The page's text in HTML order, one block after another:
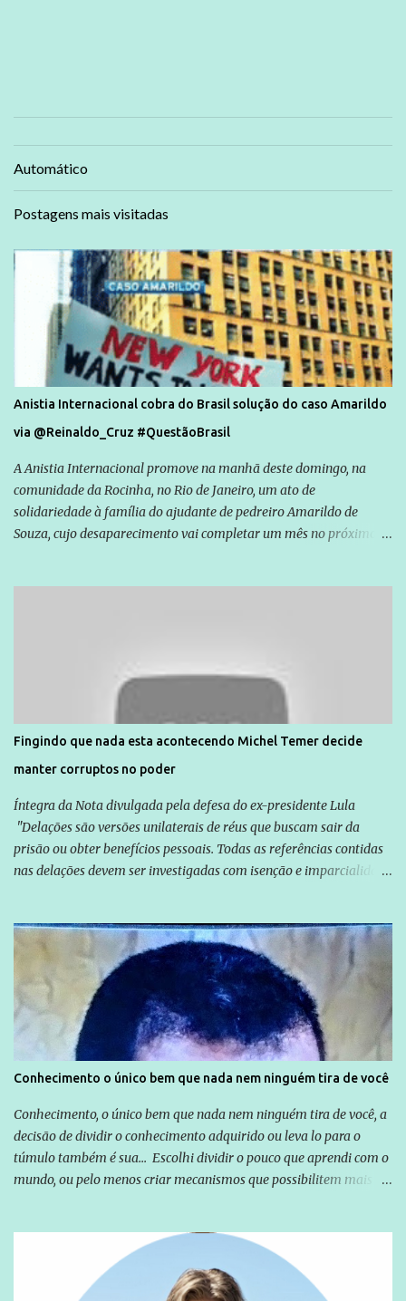
Automático
Postagens mais visitadas
Anistia Internacional cobra do Brasil solução do caso Amarildo
via @Reinaldo_Cruz #QuestãoBrasil
A Anistia Internacional promove na manhã deste domingo, na
comunidade da Rocinha, no Rio de Janeiro, um ato de
solidariedade à família do ajudante de pedreiro Amarildo de
Souza, cujo desaparecimento vai completar um mês no próximo
são vítimas de violência, estão em situação de risco ou têm seus
direitos violados. Leia mais: Anistia Internacional cobra do Brasil
Fingindo que nada esta acontecendo Michel Temer decide
manter corruptos no poder
Íntegra da Nota divulgada pela defesa do ex-presidente Lula
"Delações são versões unilaterais de réus que buscam sair da
prisão ou obter benefícios pessoais. Todas as referências contidas
nas delações devem ser investigadas com isenção e imparcialidade
Globo manteve com o Grupo Odebrecht, citada na delação de
Emílio Odebrecht. Lula sempre atuou para promover o Brasil no
exterior, e não para promover determinadas empresas ou
empresários" Assina a nota o advogado Cristiano Zanin Martins
Conhecimento o único bem que nada nem ninguém tira de você
Conhecimento, o único bem que nada nem ninguém tira de você, a
decisão de dividir o conhecimento adquirido ou leva lo para o
túmulo também é sua... Escolhi dividir o pouco que aprendi com o
mundo, ou pelo menos criar mecanismos que possibilitem mais e
empreendedor da comunicação, que além de informação
cotidiana, corriqueira e cada vez mais preocupantes, do tipo que
você já esta acostumado a ver neste espaço, vou trabalhar a ideia